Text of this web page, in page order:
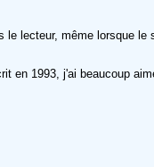
lecteur, même lorsque
en 1993, j'ai beaucoup